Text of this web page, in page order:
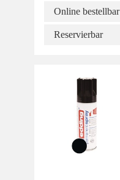
Online bestellbar
Reservierbar